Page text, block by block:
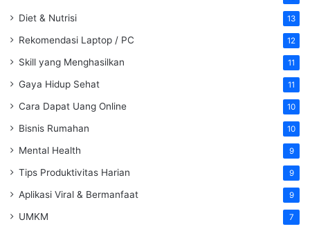
Diet & Nutrisi 13
Rekomendasi Laptop / PC 12
Skill yang Menghasilkan 11
Gaya Hidup Sehat 11
Cara Dapat Uang Online 10
Bisnis Rumahan 10
Mental Health 9
Tips Produktivitas Harian 9
Aplikasi Viral & Bermanfaat 9
UMKM 7